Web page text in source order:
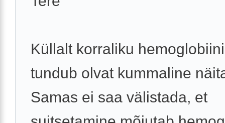
Küllalt korraliku
tundub olvat kummaline
Samas ei saa välistada, et